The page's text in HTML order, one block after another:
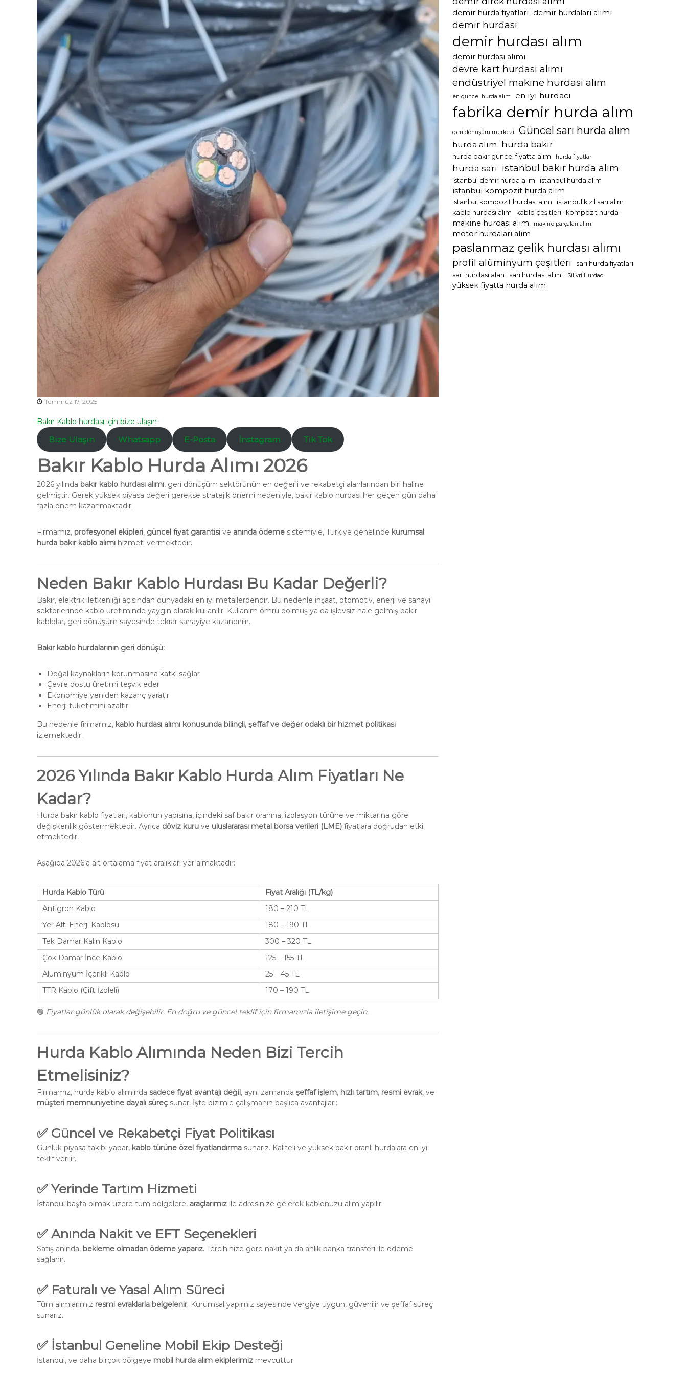
Temmuz 17, 2025
Bakır Kablo hurdası için bize ulaşın
Bize Ulaşın Whatsapp E-Posta İnstagram Tik Tok
Bakır Kablo Hurda Alımı 2026
2026 yılında bakır kablo hurdası alımı, geri dönüşüm sektörünün en değerli ve rekabetçi alanlarından biri haline
gelmiştir. Gerek yüksek piyasa değeri gerekse stratejik önemi nedeniyle, bakır kablo hurdası her geçen gün daha
fazla önem kazanmaktadır.
Firmamız, profesyonel ekipleri, güncel fiyat garantisi ve anında ödeme sistemiyle, Türkiye genelinde kurumsal
hurda bakır kablo alımı hizmeti vermektedir.
Neden Bakır Kablo Hurdası Bu Kadar Değerli?
Bakır, elektrik iletkenliği açısından dünyadaki en iyi metallerdendir. Bu nedenle inşaat, otomotiv, enerji ve sanayi
sektörlerinde kablo üretiminde yaygın olarak kullanılır. Kullanım ömrü dolmuş ya da işlevsiz hale gelmiş bakır
kablolar, geri dönüşüm sayesinde tekrar sanayiye kazandırılır.
Bakır kablo hurdalarının geri dönüşü:
Doğal kaynakların korunmasına katkı sağlar
Çevre dostu üretimi teşvik eder
Ekonomiye yeniden kazanç yaratır
Enerji tüketimini azaltır
Bu nedenle firmamız, kablo hurdası alımı konusunda bilinçli, şeffaf ve değer odaklı bir hizmet politikası
izlemektedir.
2026 Yılında Bakır Kablo Hurda Alım Fiyatları Ne
Kadar?
Hurda bakır kablo fiyatları, kablonun yapısına, içindeki saf bakır oranına, izolasyon türüne ve miktarına göre
değişkenlik göstermektedir. Ayrıca döviz kuru ve uluslararası metal borsa verileri (LME) fiyatlara doğrudan etki
etmektedir.
Aşağıda 2026’a ait ortalama fiyat aralıkları yer almaktadır:
Hurda Kablo Türü
Fiyat Aralığı (TL/kg)
Antigron Kablo
180 – 210 TL
Yer Altı Enerji Kablosu
180 – 190 TL
Tek Damar Kalın Kablo
300 – 320 TL
Çok Damar İnce Kablo
125 – 155 TL
Alüminyum İçerikli Kablo
25 – 45 TL
TTR Kablo (Çift İzoleli)
170 – 190 TL
🟢 Fiyatlar günlük olarak değişebilir. En doğru ve güncel teklif için firmamızla iletişime geçin.
Hurda Kablo Alımında Neden Bizi Tercih
Etmelisiniz?
Firmamız, hurda kablo alımında sadece fiyat avantajı değil , aynı zamanda şeffaf işlem, hızlı tartım, resmi evrak, ve
müşteri memnuniyetine dayalı süreç sunar. İşte bizimle çalışmanın başlıca avantajları:
✅ Güncel ve Rekabetçi Fiyat Politikası
Günlük piyasa takibi yapar, kablo türüne özel fiyatlandırma sunarız. Kaliteli ve yüksek bakır oranlı hurdalara en iyi
teklif verilir.
✅ Yerinde Tartım Hizmeti
İstanbul başta olmak üzere tüm bölgelere, araçlarımız ile adresinize gelerek kablonuzu alım yapılır.
✅ Anında Nakit ve EFT Seçenekleri
Satış anında, bekleme olmadan ödeme yaparız. Tercihinize göre nakit ya da anlık banka transferi ile ödeme
sağlanır.
✅ Faturalı ve Yasal Alım Süreci
Tüm alımlarımız resmi evraklarla belgelenir. Kurumsal yapımız sayesinde vergiye uygun, güvenilir ve şeffaf süreç
sunarız.
✅ İstanbul Geneline Mobil Ekip Desteği
İstanbul, ve daha birçok bölgeye mobil hurda alım ekiplerimiz mevcuttur.
demir hurda fiyatları demir hurdaları alımı
demir hurdası
demir hurdası alım
demir hurdası alımı
devre kart hurdası alımı
endüstriyel makine hurdası alım
en güncel hurda alım en iyi hurdacı
fabrika demir hurda alım
geri dönüşüm merkezi Güncel sarı hurda alım
hurda alım hurda bakır
hurda bakır güncel fiyatta alım hurda fiyatları
hurda sarı istanbul bakır hurda alım
istanbul demir hurda alım istanbul hurda alım
istanbul kompozit hurda alım
istanbul kompozit hurdası alım
istanbul kızıl sarı alım
kablo hurdası alım
kablo çeşitleri kompozit hurda
makine hurdası alım makine parçaları alım
motor hurdaları alım
paslanmaz çelik hurdası alımı
profil alüminyum çeşitleri
sarı hurda fiyatları
sarı hurdası alan
sarı hurdası alımı Silivri Hurdacı
yüksek fiyatta hurda alım